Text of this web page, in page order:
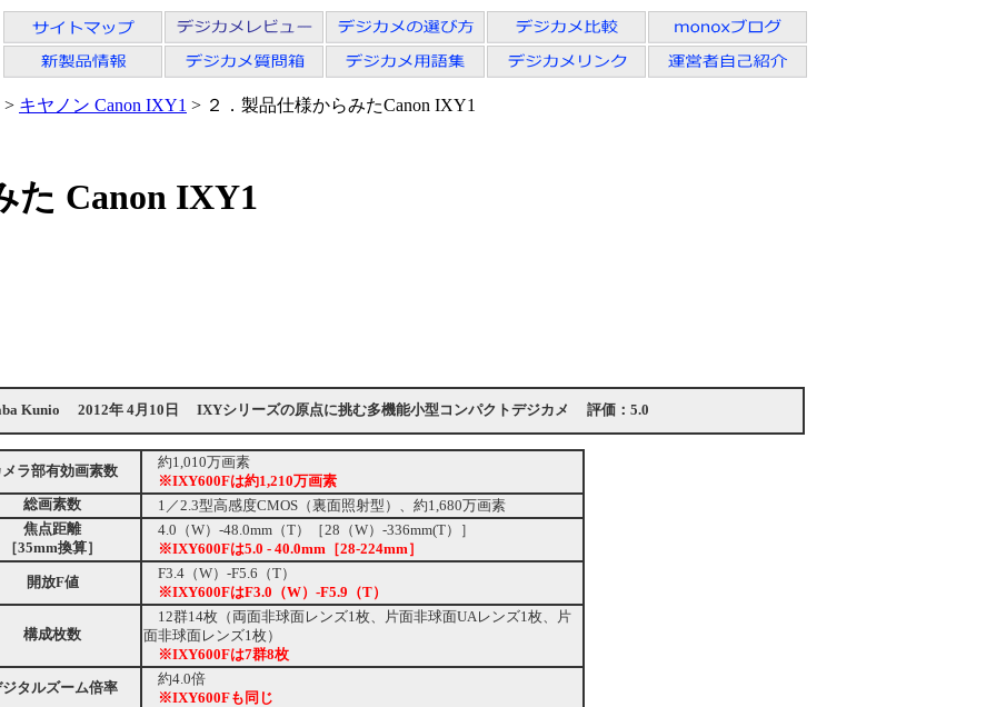
> キヤノン Canon IXY1 > ２．製品仕様からみたCanon IXY1
た Canon IXY1
Kunio 2012年 4月10日 IXYシリーズの原点に挑む多機能小型コンパクトデジカメ 評価： 5.0
ラ部有効画素数
約1,010万画素
※IXY600Fは約1,210万画素
総画素数
1／2.3型高感度CMOS（裏面照射型）、約1,680万画素
焦点距離
［35mm換算］
4.0（W）-48.0mm（T）［28（W）-336mm(T）］
※IXY600Fは5.0 - 40.0mm［28-224mm］
開放F値
F3.4（W）-F5.6（T）
※IXY600FはF3.0（W）-F5.9（T）
構成枚数
12群14枚（両面非球面レンズ1枚、片面非球面UAレンズ1枚、片
面非球面レンズ1枚）
※IXY600Fは7群8枚
タルズーム倍率
約4.0倍
※IXY600Fも同じ